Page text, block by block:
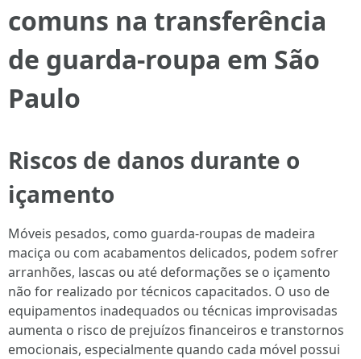
comuns na transferência
de guarda-roupa em São
Paulo
Riscos de danos durante o
içamento
Móveis pesados, como guarda-roupas de madeira
maciça ou com acabamentos delicados, podem sofrer
arranhões, lascas ou até deformações se o içamento
não for realizado por técnicos capacitados. O uso de
equipamentos inadequados ou técnicas improvisadas
aumenta o risco de prejuízos financeiros e transtornos
emocionais, especialmente quando cada móvel possui